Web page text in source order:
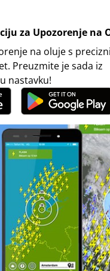
za Upozorenje na
na oluje s
Preuzmite je sada iz
nastavku!